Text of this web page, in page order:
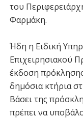
του
Φαρμάκη.
Ήδη η Ειδική
Επιχειρησιακού
έκδοση
δημόσια κτήρια
Βάσει της
πρέπει να